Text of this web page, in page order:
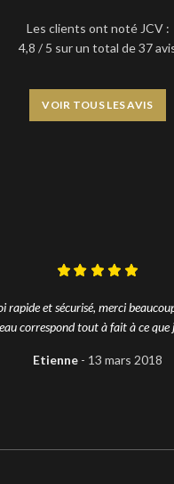
Les clients ont noté JCV :
4,8 / 5 sur un total de 37
VOIR TOUS LES AVIS
rapide et sécurisé, merci
correspond tout à fait à ce que
Etienne 13 mars 2018